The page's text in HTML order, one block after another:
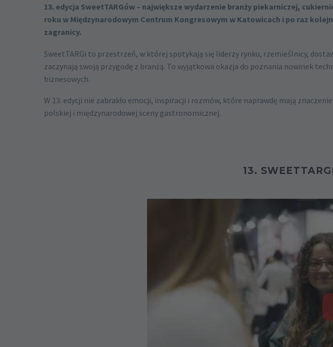
13. edycja SweetTARGów – największe wydarzenie branży piekarniczej,
roku w Międzynarodowym Centrum Kongresowym w Katowicach i po raz
zagranicy.
SweetTARGi to przestrzeń, w której spotykają się liderzy rynku, rzemieślnicy,
zaczynają swoją przygodę z branżą. To wyjątkowa okazja do poznania nowinek
biznesowych.
W 13. edycji nie zabrakło emocji, inspiracji i rozmów, które naprawdę mają
polskiej i międzynarodowej sceny gastronomicznej.
13.